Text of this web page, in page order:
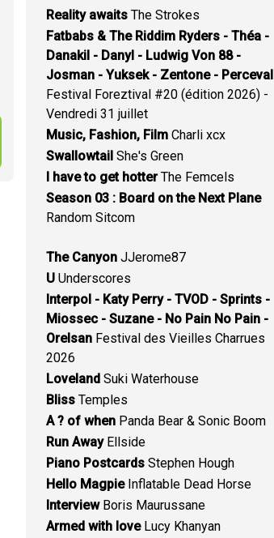
Reality awaits The Strokes
Fatbabs & The Riddim Ryders - Théa -
Danakil - Danyl - Ludwig Von 88 -
Josman - Yuksek - Zentone - Perceval
Festival Foreztival #20 (édition 2026) -
Vendredi 31 juillet
Music, Fashion, Film Charli xcx
Swallowtail She's Green
I have to get hotterThe Femcels
Season 03 : Board on the Next Plane
Random Sitcom
The Canyon JJerome87
U Underscores
Interpol - Katy Perry - TVOD - Sprints -
Miossec - Suzane - No Pain No Pain -
Orelsan Festival des Vieilles Charrues
2026
Loveland Suki Waterhouse
Bliss Temples
A ? of when Panda Bear & Sonic Boom
Run AwayEllside
Piano Postcards Stephen Hough
Hello MagpieInflatable Dead Horse
InterviewBoris Maurussane
Armed with loveLucy Khanyan